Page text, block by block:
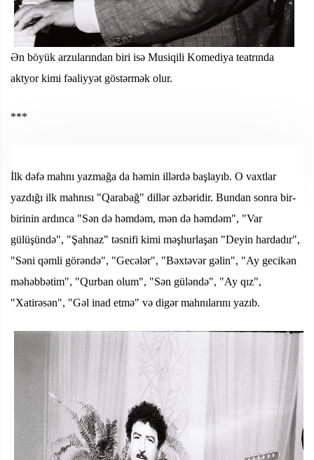
Ən böyük arzularından biri isə Musiqili Komediya teatrında
aktyor kimi fəaliyyət göstərmək olur.
***
İlk dəfə mahnı yazmağa da həmin illərdə başlayıb. O vaxtlar
yazdığı ilk mahnısı "Qarabağ" dillər əzbəridir. Bundan sonra bir-
birinin ardınca "Sən də həmdəm, mən də həmdəm", "Var
gülüşündə", "Şahnaz" təsnifi kimi məşhurlaşan "Deyin hardadır",
"Səni qəmli görəndə", "Gecələr", "Bəxtəvər gəlin", "Ay gecikən
məhəbbətim", "Qurban olum", "Sən güləndə", "Ay qız",
"Xatirəsən", "Gəl inad etmə" və digər mahnılarını yazıb.